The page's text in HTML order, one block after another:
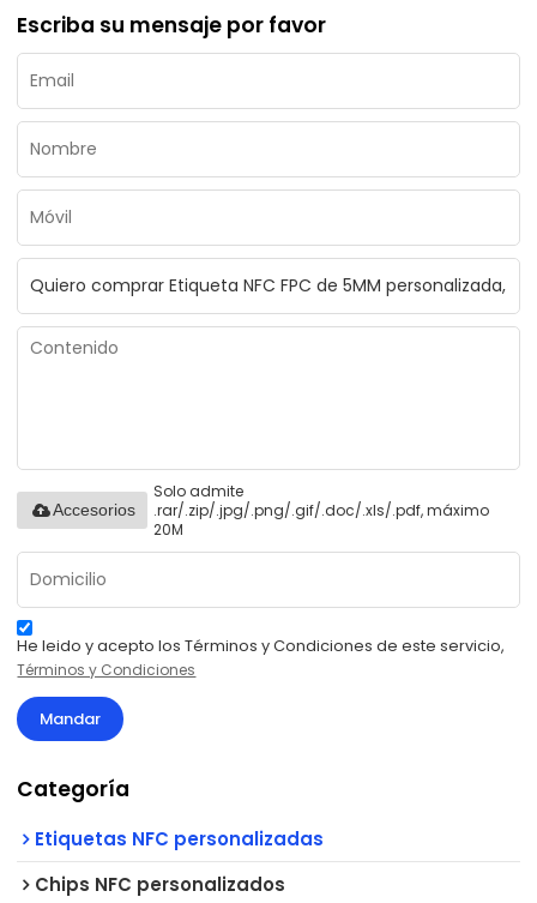
Escriba su mensaje por favor
Solo admite
.rar/.zip/.jpg/.png/.gif/.doc/.xls/.pdf, máximo
20M
Accesorios
He leido y acepto los Términos y Condiciones de este servicio,
Términos y Condiciones
Mandar
Categoría
Etiquetas NFC personalizadas
Chips NFC personalizados